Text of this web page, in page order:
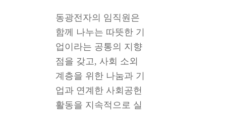
동광전자의 임직원은
함께 나누는 따뜻한 기
업이라는 공통의 지향
점을 갖고, 사회 소외
계층을 위한 나눔과 기
업과 연계한 사회공헌
활동을 지속적으로 실